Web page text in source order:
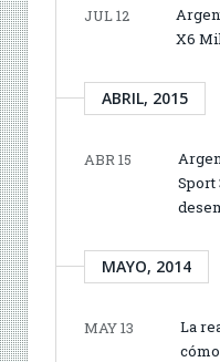
JUL 12
X6
ABRIL, 2015
ABR 15
Sport
MAYO, 2014
MAY 13
La